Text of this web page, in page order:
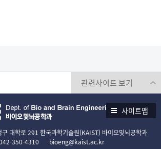
사이트맵
대학로 291 한국과학기술원(KAIST) 바이오및뇌공학과
350-4310 bioeng@kaist.ac.kr